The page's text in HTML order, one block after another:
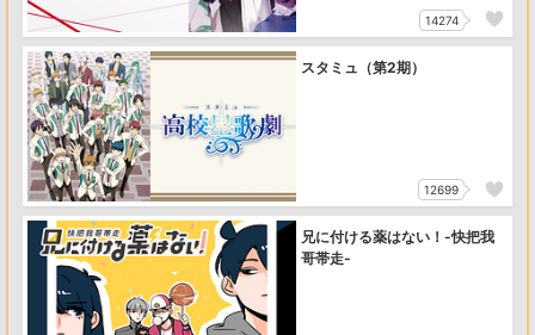
14274
スタミュ（第2期）
12699
兄に付ける薬はない！-快把我
哥帯走-